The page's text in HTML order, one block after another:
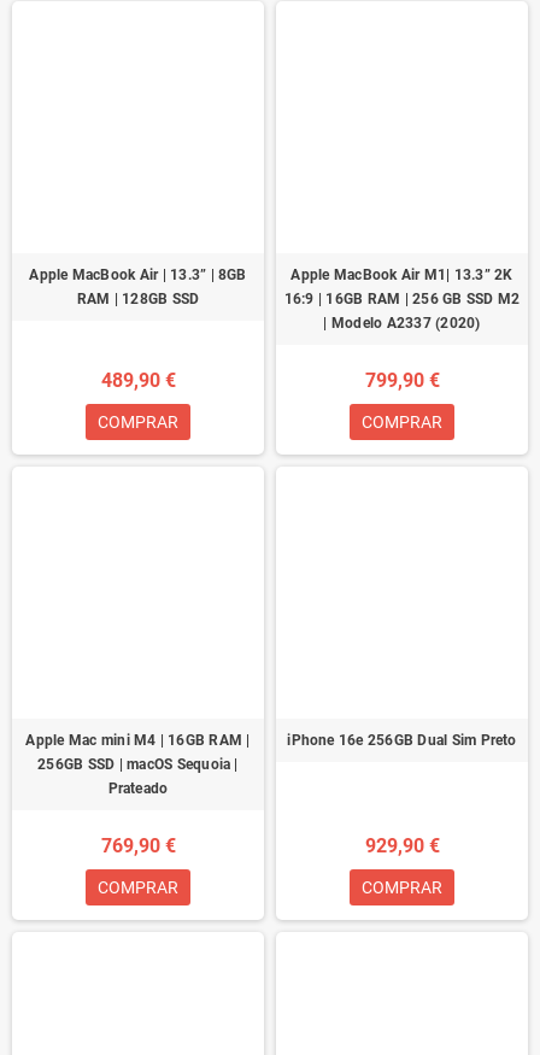
Apple MacBook Air | 13.3” | 8GB
RAM | 128GB SSD
489,90 €
COMPRAR
Apple MacBook Air M1| 13.3” 2K
16:9 | 16GB RAM | 256 GB SSD M2
| Modelo A2337 (2020)
799,90 €
COMPRAR
Apple Mac mini M4 | 16GB RAM |
256GB SSD | macOS Sequoia |
Prateado
769,90 €
COMPRAR
iPhone 16e 256GB Dual Sim Preto
929,90 €
COMPRAR